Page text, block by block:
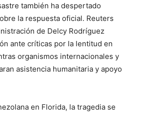
también ha despertado
la respuesta oficial. Reuters
de Delcy Rodríguez
ante críticas por la lentitud en
organismos internacionales y
asistencia humanitaria y apoyo
en Florida, la tragedia se